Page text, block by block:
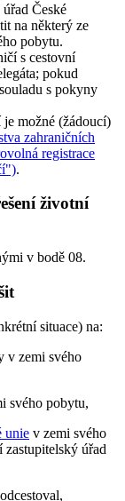
České
na některý ze
pobytu.
s cestovní
pokud
s pokyny
možné (žádoucí)
zahraničních
registrace
.
životní
v bodě 08.
situace) na:
v zemi svého
svého pobytu,
unie v zemi svého
úřad